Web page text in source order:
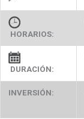
HORARIOS:
DURACIÓN:
INVERSIÓN: